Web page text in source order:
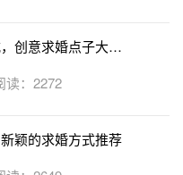
创意求婚点子大集
读：2272
颖的求婚方式推荐